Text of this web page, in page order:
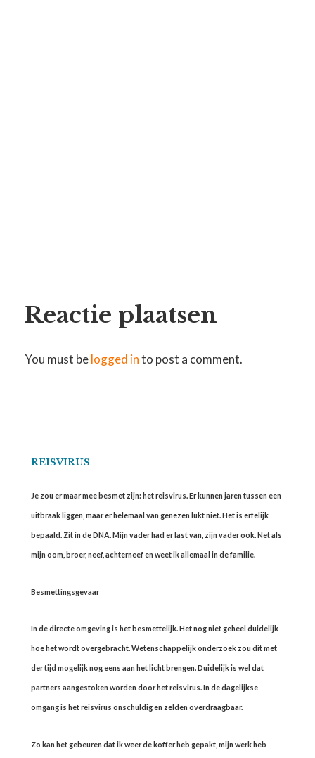
Reactie plaatsen
You must belogged into post a comment.
REISVIRUS
Je zou er maar mee besmet zijn: het reisvirus. Er kunnen jaren tussen een
uitbraak liggen, maar er helemaal van genezen lukt niet. Het is erfelijk
bepaald. Zit in de DNA. Mijn vader had er last van, zijn vader ook. Net als
mijn oom, broer, neef, achterneef en weet ik allemaal in de familie.
Besmettingsgevaar
In de directe omgeving is het besmettelijk. Het nog niet geheel duidelijk
hoe het wordt overgebracht. Wetenschappelijk onderzoek zou dit met
der tijd mogelijk nog eens aan het licht brengen. Duidelijk is wel dat
partners aangestoken worden door het reisvirus. In de dagelijkse
omgang is het reisvirus onschuldig en zelden overdraagbaar.
Zo kan het gebeuren dat ik weer de koffer heb gepakt, mijn werk heb